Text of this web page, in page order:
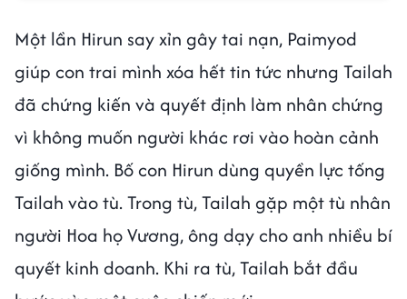
Một lần Hirun say xỉn gây tai nạn, Paimyod
giúp con trai mình xóa hết tin tức nhưng Tailah
đã chứng kiến và quyết định làm nhân chứng
vì không muốn người khác rơi vào hoàn cảnh
giống mình. Bố con Hirun dùng quyền lực tống
Tailah vào tù. Trong tù, Tailah gặp một tù nhân
người Hoa họ Vương, ông dạy cho anh nhiều bí
quyết kinh doanh. Khi ra tù, Tailah bắt đầu